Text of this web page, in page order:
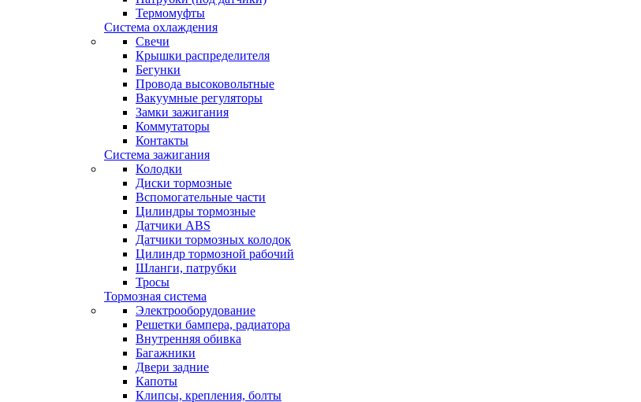
Термомуфты
Система охлаждения
Свечи
Крышки распределителя
Бегунки
Провода высоковольтные
Вакуумные регуляторы
Замки зажигания
Коммутаторы
Контакты
Система зажигания
Колодки
Диски тормозные
Вспомогательные части
Цилиндры тормозные
Датчики ABS
Датчики тормозных колодок
Цилиндр тормозной рабочий
Шланги, патрубки
Тросы
Тормозная система
Электрооборудование
Решетки бампера, радиатора
Внутренняя обивка
Багажники
Двери задние
Капоты
Клипсы, крепления, болты